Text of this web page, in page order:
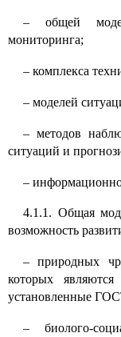
–общей
мониторинга;
– комплекса
– моделей
–методов
ситуаций и
–
4.1.1. Общая
возможность
–природных
которых
установленные
–биолого-